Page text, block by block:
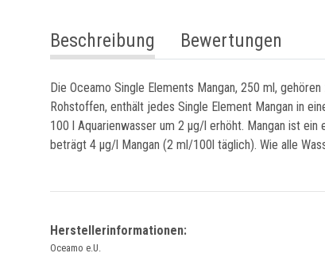
weitere Registerkarten anzeigen
Beschreibung Bewertungen
Die Oceamo Single Elements Mangan, 250 ml,
Rohstoffen, enthält jedes Single Element Mangan in
100 l Aquarienwasser um 2 µg/l erhöht. Mangan ist
beträgt 4 µg/l Mangan (2 ml/100l täglich). Wie alle
Herstellerinformationen:
Oceamo e.U.